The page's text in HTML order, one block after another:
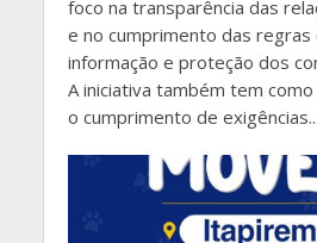
foco na transparência das
e no cumprimento das regras
informação e proteção dos
A iniciativa também tem
o cumprimento de exigências...